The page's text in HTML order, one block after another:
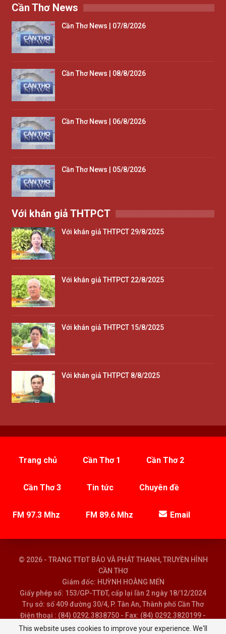
Cần Thơ News
Cần Thơ News | 07/8/2026
Cần Thơ News | 08/8/2026
Cần Thơ News | 06/8/2026
Cần Thơ News | 05/8/2026
Với khán giả THTPCT
Với khán giả THTPCT 29/8/2025
Với khán giả THTPCT 22/8/2025
Với khán giả THTPCT 15/8/2025
Với khán giả THTPCT 8/8/2025
Trang chủ Cần Thơ 1 Cần Thơ 2
Cần Thơ 3 Tin tức Chuyên đề
FM 97.3 Mhz FM 89.6 Mhz Email
© 2026 - TRANG TTĐT BÁO VÀ PHÁT THANH, TRUYỀN HÌNH
CẦN THƠ
Giám đốc: HUỲNH HOÀNG MẾN
Giấy phép số: 153/GP-TTĐT, cấp lại lần 2 ngày 18/12/2024
Trụ sở: số 409 đường 30/4, P. Tân An, Thành phố Cần Thơ
Điện thoại : (84) 0292.3838750 - Fax: (84) 0292.3820199 -
Email : baoptth@cantho.gov.vn
This website uses cookies to improve your experience. We'll